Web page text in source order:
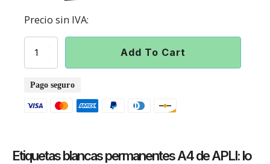
Precio sin IVA:
Etiquetas
blancas
permanentes
A4
APLI
Add To Cart
Pago seguro
Etiquetas blancas permanentes A4 de APLI: lo